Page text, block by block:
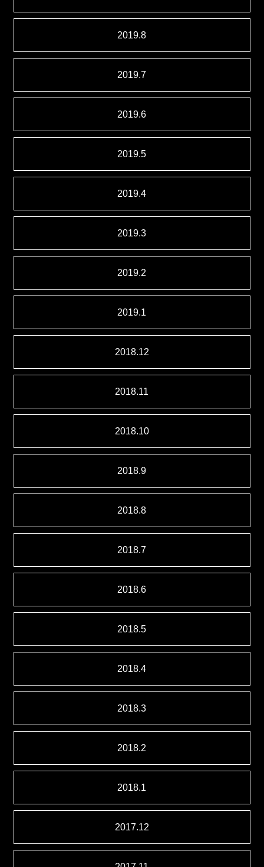
2019.8
2019.7
2019.6
2019.5
2019.4
2019.3
2019.2
2019.1
2018.12
2018.11
2018.10
2018.9
2018.8
2018.7
2018.6
2018.5
2018.4
2018.3
2018.2
2018.1
2017.12